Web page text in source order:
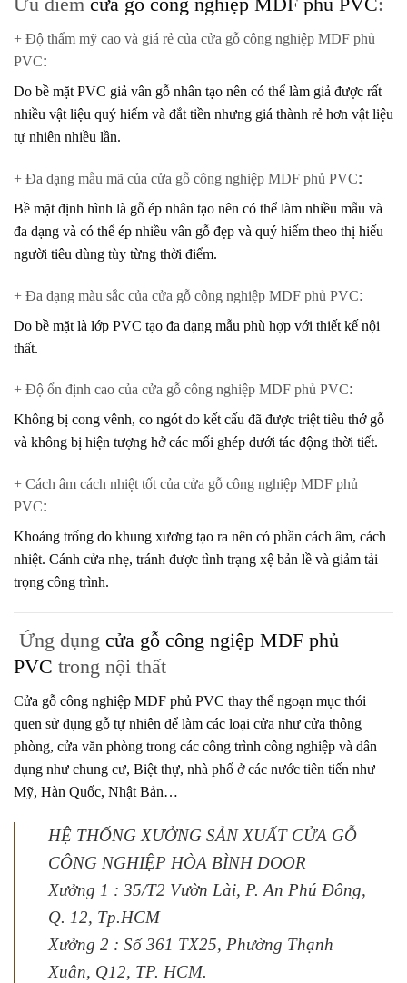
+ Độ thẩm mỹ cao và giá rẻ của cửa gỗ công nghiệp MDF phủ
PVC:
Do bề mặt PVC giả vân gỗ nhân tạo nên có thể làm giả được rất
nhiều vật liệu quý hiếm và đắt tiền nhưng giá thành rẻ hơn vật liệu
tự nhiên nhiều lần.
+ Đa dạng mẫu mã của cửa gỗ công nghiệp MDF phủ PVC:
Bề mặt định hình là gỗ ép nhân tạo nên có thể làm nhiều mẫu và
đa dạng và có thể ép nhiều vân gỗ đẹp và quý hiếm theo thị hiếu
người tiêu dùng tùy từng thời điểm.
+ Đa dạng màu sắc của cửa gỗ công nghiệp MDF phủ PVC:
Do bề mặt là lớp PVC tạo đa dạng mẫu phù hợp với thiết kế nội
thất.
+ Độ ổn định cao của cửa gỗ công nghiệp MDF phủ PVC:
Không bị cong vênh, co ngót do kết cấu đã được triệt tiêu thớ gỗ
và không bị hiện tượng hở các mối ghép dưới tác động thời tiết.
+ Cách âm cách nhiệt tốt của cửa gỗ công nghiệp MDF phủ
PVC:
Khoảng trống do khung xương tạo ra nên có phần cách âm, cách
nhiệt. Cánh cửa nhẹ, tránh được tình trạng xệ bản lề và giảm tải
trọng công trình.
Ứng dụng cửa gỗ công ngiệp MDF phủ
PVC trong nội thất
Cửa gỗ công nghiệp MDF phủ PVC thay thế ngoạn mục thói
quen sử dụng gỗ tự nhiên để làm các loại cửa như cửa thông
phòng, cửa văn phòng trong các công trình công nghiệp và dân
dụng như chung cư, Biệt thự, nhà phố ở các nước tiên tiến như
Mỹ, Hàn Quốc, Nhật Bản…
HỆ THỐNG XƯỞNG SẢN XUẤT CỬA GỖ
CÔNG NGHIỆP HÒA BÌNH DOOR
Xưởng 1 : 35/T2 Vườn Lài, P. An Phú Đông,
Q. 12, Tp.HCM
Xưởng 2 : Số 361 TX25, Phường Thạnh
Xuân, Q12, TP. HCM.